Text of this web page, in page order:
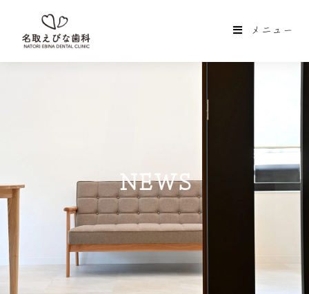
メニュー
NEWS